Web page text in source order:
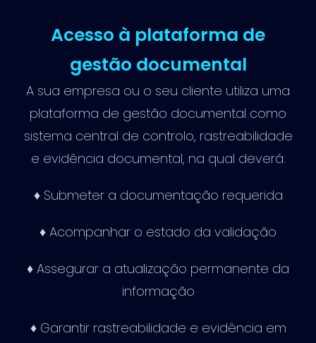
Acesso à plataforma de
gestão documental
A sua empresa ou o seu cliente utiliza uma
plataforma de gestão documental como
sistema central de controlo, rastreabilidade
e evidência documental, na qual deverá:
♦ Submeter a documentação requerida
♦ Acompanhar o estado da validação
♦ Assegurar a atualização permanente da
informação
♦ Garantir rastreabilidade e evidência em